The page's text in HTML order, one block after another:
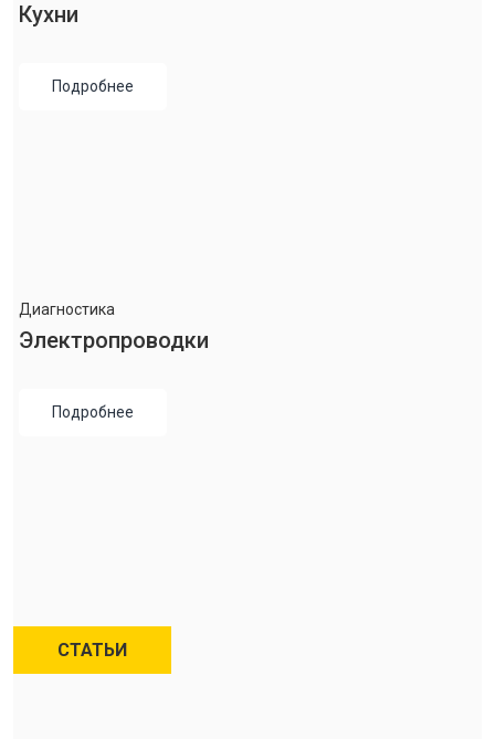
Кухни
Подробнее
Диагностика
Электропроводки
Подробнее
СТАТЬИ